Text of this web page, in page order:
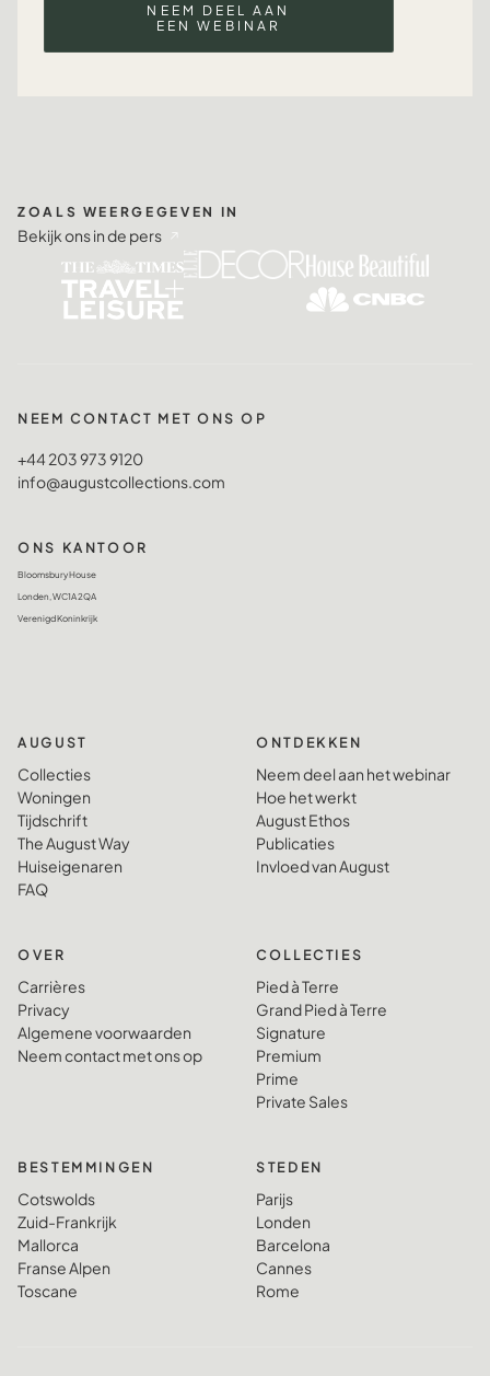
NEEM DEEL AAN
EEN WEBINAR
ZOALS WEERGEGEVEN IN
Bekijk ons in de pers
NEEM CONTACT MET ONS OP
+44 203 973 9120
info@augustcollections.com
ONS KANTOOR
Bloomsbury House
Londen, WC1A 2QA
Verenigd Koninkrijk
AUGUST
Collecties
Woningen
Tijdschrift
The August Way
Huiseigenaren
FAQ
ONTDEKKEN
Neem deel aan het webinar
Hoe het werkt
August Ethos
Publicaties
Invloed van August
OVER
Carrières
Privacy
Algemene voorwaarden
Neem contact met ons op
COLLECTIES
Pied à Terre
Grand Pied à Terre
Signature
Premium
Prime
Private Sales
BESTEMMINGEN
Cotswolds
Zuid-Frankrijk
Mallorca
Franse Alpen
Toscane
STEDEN
Parijs
Londen
Barcelona
Cannes
Rome